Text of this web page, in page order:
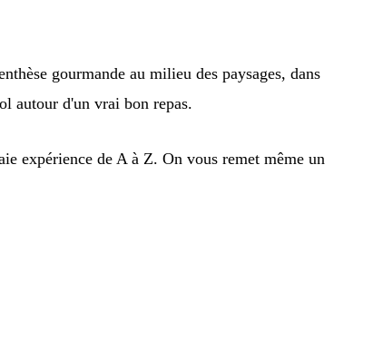
gourmande au milieu des paysages, dans
autour d'un vrai bon repas.
expérience de A à Z. On vous remet même un